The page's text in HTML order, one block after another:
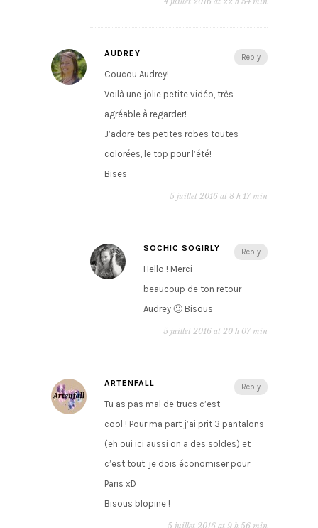
Reply
AUDREY
Coucou Audrey!
Voilà une jolie petite vidéo, très
agréable à regarder!
J’adore tes petites robes toutes
colorées, le top pour l’été!
Bises
5 juillet 2016 at 8 h 17 min
Reply
SOCHIC SOGIRLY
Hello ! Merci
beaucoup de ton retour
Audrey 🙂 Bisous
5 juillet 2016 at 20 h 07 min
Reply
ARTENFALL
Tu as pas mal de trucs c’est
cool ! Pour ma part j’ai prit 3 pantalons
(eh oui ici aussi on a des soldes) et
c’est tout, je dois économiser pour
Paris xD
Bisous blopine !
5 juillet 2016 at 9 h 56 min